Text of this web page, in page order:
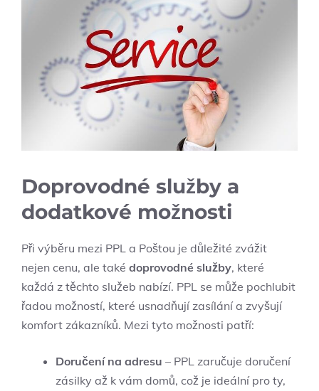
Doprovodné služby a
dodatkové možnosti
Při výběru mezi PPL a Poštou je důležité zvážit
nejen cenu, ale také doprovodné služby, které
každá z těchto služeb nabízí. PPL se může pochlubit
řadou možností, které usnadňují zasílání a zvyšují
komfort zákazníků. Mezi tyto možnosti patří:
Doručení na adresu – PPL zaručuje doručení
zásilky až k vám domů, což je ideální pro ty,